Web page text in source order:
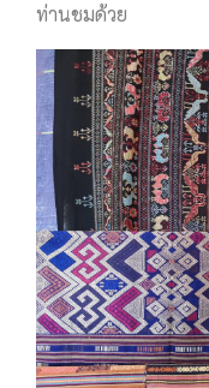
ท่านชมด้วย